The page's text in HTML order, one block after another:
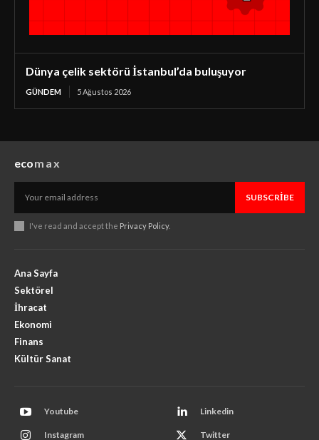
Dünya çelik sektörü İstanbul’da buluşuyor
GÜNDEM 5 Ağustos 2026
ecomax
SUBSCRIBE
I've read and accept the Privacy Policy.
Ana Sayfa
Sektörel
İhracat
Ekonomi
Finans
Kültür Sanat
Youtube Linkedin
Instagram Twitter